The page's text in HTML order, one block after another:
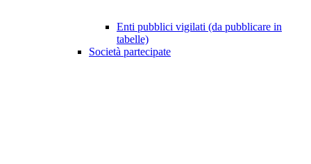
Enti pubblici vigilati (da pubblicare in
tabelle)
Società partecipate